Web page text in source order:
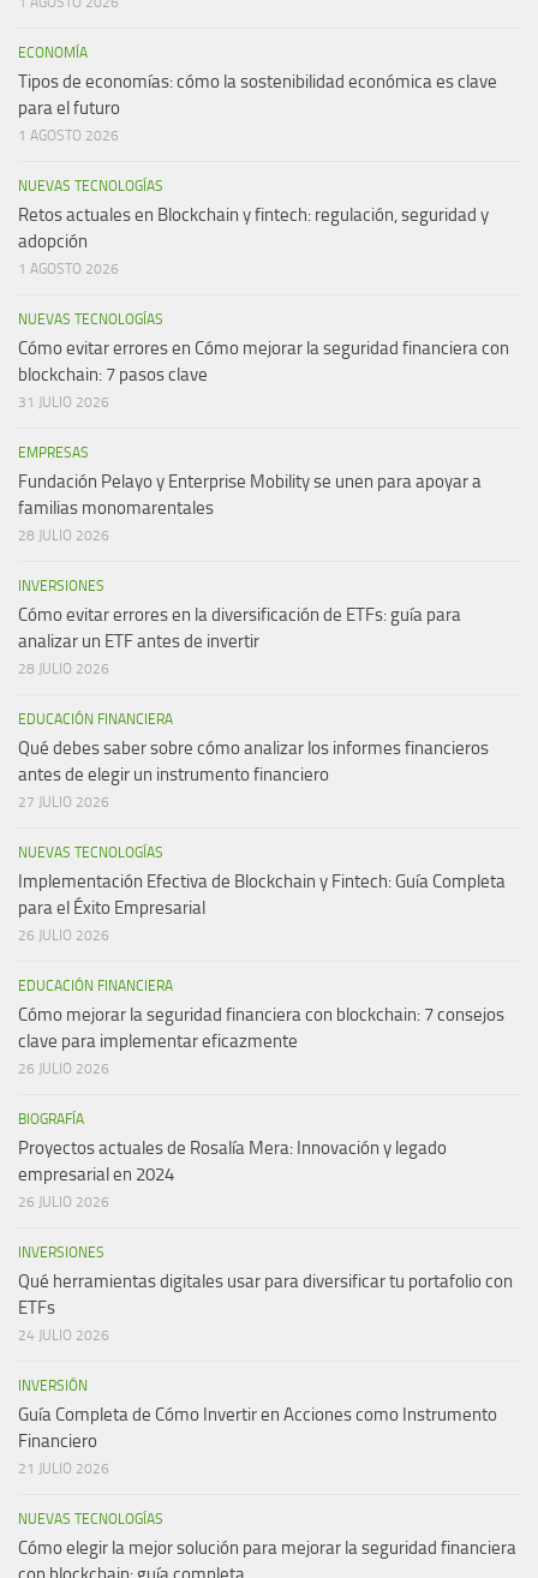
ECONOMÍA
Tipos de economías: cómo la sostenibilidad económica es clave
para el futuro
1 AGOSTO 2026
NUEVAS TECNOLOGÍAS
Retos actuales en Blockchain y fintech: regulación, seguridad y
adopción
1 AGOSTO 2026
NUEVAS TECNOLOGÍAS
Cómo evitar errores en Cómo mejorar la seguridad financiera con
blockchain: 7 pasos clave
31 JULIO 2026
EMPRESAS
Fundación Pelayo y Enterprise Mobility se unen para apoyar a
familias monomarentales
28 JULIO 2026
INVERSIONES
Cómo evitar errores en la diversificación de ETFs: guía para
analizar un ETF antes de invertir
28 JULIO 2026
EDUCACIÓN FINANCIERA
Qué debes saber sobre cómo analizar los informes financieros
antes de elegir un instrumento financiero
27 JULIO 2026
NUEVAS TECNOLOGÍAS
Implementación Efectiva de Blockchain y Fintech: Guía Completa
para el Éxito Empresarial
26 JULIO 2026
EDUCACIÓN FINANCIERA
Cómo mejorar la seguridad financiera con blockchain: 7 consejos
clave para implementar eficazmente
26 JULIO 2026
BIOGRAFÍA
Proyectos actuales de Rosalía Mera: Innovación y legado
empresarial en 2024
26 JULIO 2026
INVERSIONES
Qué herramientas digitales usar para diversificar tu portafolio con
ETFs
24 JULIO 2026
INVERSIÓN
Guía Completa de Cómo Invertir en Acciones como Instrumento
Financiero
21 JULIO 2026
NUEVAS TECNOLOGÍAS
Cómo elegir la mejor solución para mejorar la seguridad financiera